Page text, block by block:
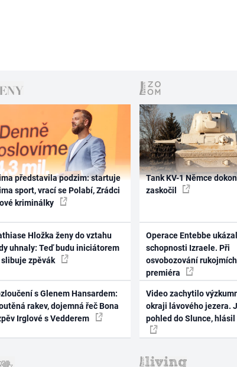
představila podzim: startuje
sport, vrací se Polabí, Zrádci
kriminálky
Hložka ženy do vztahu
uhnaly: Teď budu iniciátorem
slibuje zpěvák
s Glenem Hansardem:
rakev, dojemná řeč Bona
Irglové s Vedderem
Tank KV-1 Němce
zaskočil
Operace Entebbe
schopnosti Izraele. Při
osvobozování
premiéra
Video zachytilo
okraji lávového jezera.
pohled do Slunce, hlásil